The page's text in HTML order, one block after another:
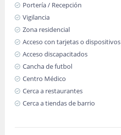
Portería / Recepción
Vigilancia
Zona residencial
Acceso con tarjetas o dispositivos
Acceso discapacitados
Cancha de futbol
Centro Médico
Cerca a restaurantes
Cerca a tiendas de barrio